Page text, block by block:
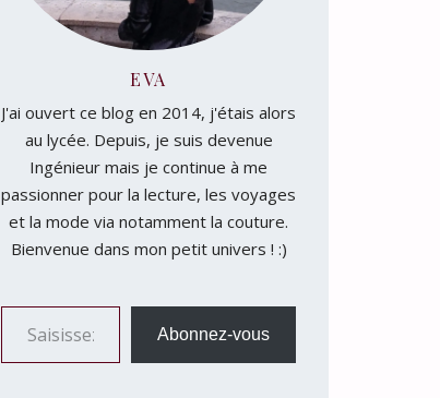
EVA
J'ai ouvert ce blog en 2014, j'étais alors
au lycée. Depuis, je suis devenue
Ingénieur mais je continue à me
passionner pour la lecture, les voyages
et la mode via notamment la couture.
Bienvenue dans mon petit univers ! :)
Saisissez votre adresse e-mail…
Abonnez-vous